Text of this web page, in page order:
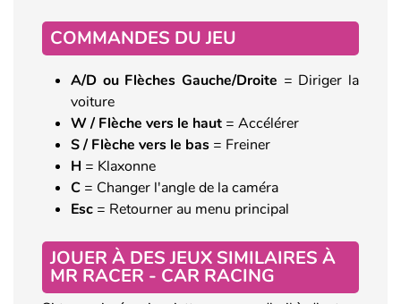
COMMANDES DU JEU
A/D ou Flèches Gauche/Droite = Diriger la
voiture
W / Flèche vers le haut = Accélérer
S / Flèche vers le bas = Freiner
H = Klaxonne
C = Changer l'angle de la caméra
Esc = Retourner au menu principal
JOUER À DES JEUX SIMILAIRES À
MR RACER - CAR RACING